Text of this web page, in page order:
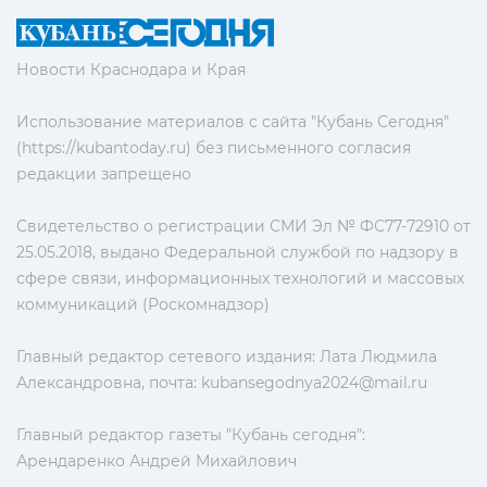
Новости Краснодара и Края
Использование материалов с сайта "Кубань Сегодня"
(https://kubantoday.ru) без письменного согласия
редакции запрещено
Свидетельство о регистрации СМИ Эл № ФС77-72910 от
25.05.2018, выдано Федеральной службой по надзору в
сфере связи, информационных технологий и массовых
коммуникаций (Роскомнадзор)
Главный редактор сетевого издания: Лата Людмила
Александровна, почта: kubansegodnya2024@mail.ru
Главный редактор газеты "Кубань сегодня":
Арендаренко Андрей Михайлович